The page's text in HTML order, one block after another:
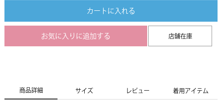
カートに入れる
お気に入りに追加する 店舗在庫
商品詳細 サイズ レビュー 着用アイテム